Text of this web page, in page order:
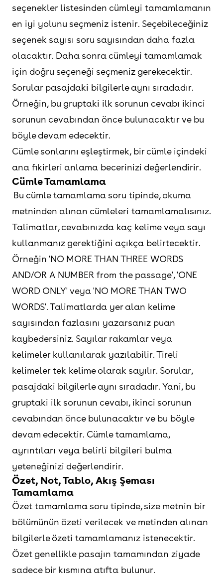
seçenekler listesinden cümleyi tamamlamanın
en iyi yolunu seçmeniz istenir. Seçebileceğiniz
seçenek sayısı soru sayısından daha fazla
olacaktır. Daha sonra cümleyi tamamlamak
için doğru seçeneği seçmeniz gerekecektir.
Sorular pasajdaki bilgilerle aynı sıradadır.
Örneğin, bu gruptaki ilk sorunun cevabı ikinci
sorunun cevabından önce bulunacaktır ve bu
böyle devam edecektir.
Cümle sonlarını eşleştirmek, bir cümle içindeki
ana fikirleri anlama becerinizi değerlendirir.
Cümle Tamamlama
Bu cümle tamamlama soru tipinde, okuma
metninden alınan cümleleri tamamlamalısınız.
Talimatlar, cevabınızda kaç kelime veya sayı
kullanmanız gerektiğini açıkça belirtecektir.
Örneğin 'NO MORE THAN THREE WORDS
AND/OR A NUMBER from the passage', 'ONE
WORD ONLY' veya 'NO MORE THAN TWO
WORDS'. Talimatlarda yer alan kelime
sayısından fazlasını yazarsanız puan
kaybedersiniz. Sayılar rakamlar veya
kelimeler kullanılarak yazılabilir. Tireli
kelimeler tek kelime olarak sayılır. Sorular,
pasajdaki bilgilerle aynı sıradadır. Yani, bu
gruptaki ilk sorunun cevabı, ikinci sorunun
cevabından önce bulunacaktır ve bu böyle
devam edecektir. Cümle tamamlama,
ayrıntıları veya belirli bilgileri bulma
yeteneğinizi değerlendirir.
Özet, Not, Tablo, Akış Şeması
Tamamlama
Özet tamamlama soru tipinde, size metnin bir
bölümünün özeti verilecek ve metinden alınan
bilgilerle özeti tamamlamanız istenecektir.
Özet genellikle pasajın tamamından ziyade
sadece bir kısmına atıfta bulunur.